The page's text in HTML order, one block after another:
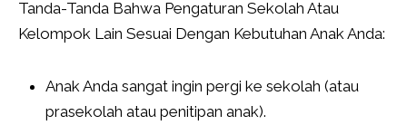
Tanda-Tanda Bahwa Pengaturan Sekolah Atau
Kelompok Lain Sesuai Dengan Kebutuhan Anak Anda:
Anak Anda sangat ingin pergi ke sekolah (atau
prasekolah atau penitipan anak).